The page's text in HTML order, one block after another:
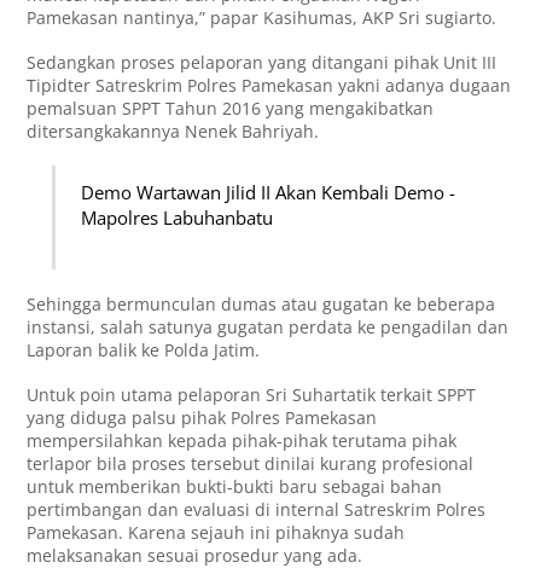
Pamekasan nantinya,” papar Kasihumas, AKP Sri sugiarto.
Sedangkan proses pelaporan yang ditangani pihak Unit III
Tipidter Satreskrim Polres Pamekasan yakni adanya dugaan
pemalsuan SPPT Tahun 2016 yang mengakibatkan
ditersangkakannya Nenek Bahriyah.
Demo Wartawan Jilid II Akan Kembali Demo -
Mapolres Labuhanbatu
Sehingga bermunculan dumas atau gugatan ke beberapa
instansi, salah satunya gugatan perdata ke pengadilan dan
Laporan balik ke Polda Jatim.
Untuk poin utama pelaporan Sri Suhartatik terkait SPPT
yang diduga palsu pihak Polres Pamekasan
mempersilahkan kepada pihak-pihak terutama pihak
terlapor bila proses tersebut dinilai kurang profesional
untuk memberikan bukti-bukti baru sebagai bahan
pertimbangan dan evaluasi di internal Satreskrim Polres
Pamekasan. Karena sejauh ini pihaknya sudah
melaksanakan sesuai prosedur yang ada.